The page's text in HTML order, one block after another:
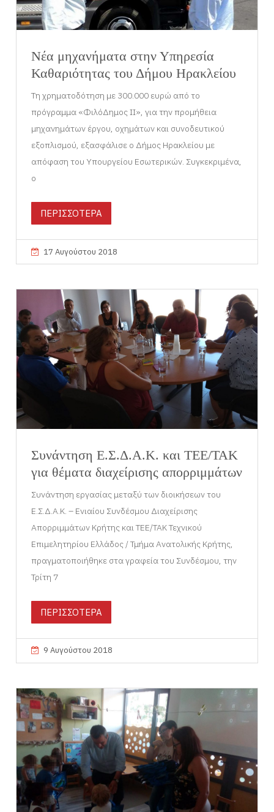
Νέα μηχανήματα στην Υπηρεσία
Καθαριότητας του Δήμου Ηρακλείου
Τη χρηματοδότηση με 300.000 ευρώ από το
πρόγραμμα «ΦιλόΔημος ΙΙ», για την προμήθεια
μηχανημάτων έργου, οχημάτων και συνοδευτικού
εξοπλισμού, εξασφάλισε ο Δήμος Ηρακλείου με
απόφαση του Υπουργείου Εσωτερικών. Συγκεκριμένα,
ο
ΠΕΡΙΣΣΟΤΕΡΑ
17 Αυγούστου 2018
Συνάντηση Ε.Σ.Δ.Α.Κ. και ΤΕΕ/ΤΑΚ
για θέματα διαχείρισης απορριμμάτων
Συνάντηση εργασίας μεταξύ των διοικήσεων του
Ε.Σ.Δ.Α.Κ. – Ενιαίου Συνδέσμου Διαχείρισης
Απορριμμάτων Κρήτης και ΤΕΕ/ΤΑΚ Τεχνικού
Επιμελητηρίου Ελλάδος / Τμήμα Ανατολικής Κρήτης,
πραγματοποιήθηκε στα γραφεία του Συνδέσμου, την
Τρίτη 7
ΠΕΡΙΣΣΟΤΕΡΑ
9 Αυγούστου 2018